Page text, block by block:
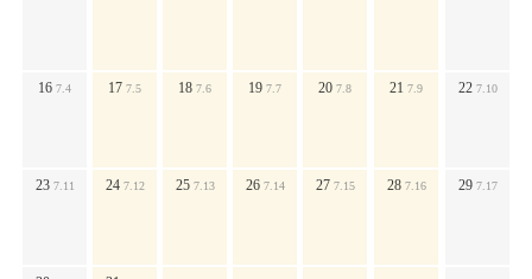
16 7.4 17 7.5 18 7.6 19 7.7 20 7.8 21 7.9 22 7.10
23 7.11 24 7.12 25 7.13 26 7.14 27 7.15 28 7.16 29 7.17